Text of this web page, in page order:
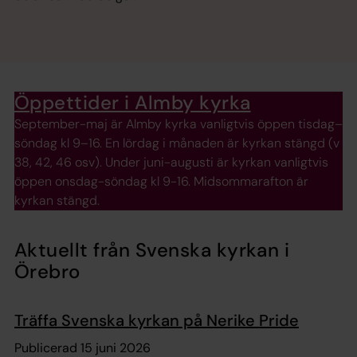
Öppettider i Almby kyrka
September-maj är Almby kyrka vanligtvis öppen tisdag–
söndag kl 9–16. En lördag i månaden är kyrkan stängd (v
38, 42, 46 osv). Under juni-augusti är kyrkan vanligtvis
öppen onsdag-söndag kl 9-16. Midsommarafton är
kyrkan stängd.
Aktuellt från Svenska kyrkan i
Örebro
Träffa Svenska kyrkan på Nerike Pride
Publicerad 15 juni 2026